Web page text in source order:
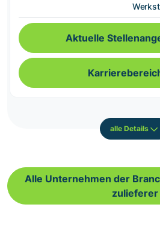
Aktuelle
alle Details
Alle Unternehmen der
zulieferer